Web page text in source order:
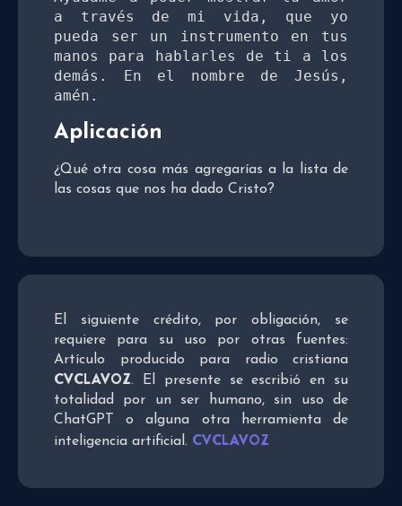
a través de mi vida, que yo
pueda ser un instrumento en tus
manos para hablarles de ti a los
demás. En el nombre de Jesús,
amén.
Aplicación
¿Qué otra cosa más agregarías a la lista de
las cosas que nos ha dado Cristo?
El siguiente crédito, por obligación, se
requiere para su uso por otras fuentes:
Artículo producido para radio cristiana
CVCLAVOZ. El presente se escribió en su
totalidad por un ser humano, sin uso de
ChatGPT o alguna otra herramienta de
inteligencia artificial. CVCLAVOZ